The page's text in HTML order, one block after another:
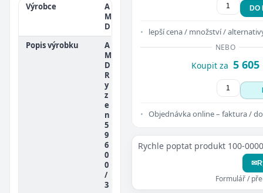
Výrobce
A
M
D
Popis výrobku
A
M
D
R
y
z
e
n
5
9
6
0
0
/
3
DO
lepší cena / množství /
NEBO
Koupit za 5 605
Objednávka online – faktura /
Rychle poptat produkt 100-
✉
Formulář /